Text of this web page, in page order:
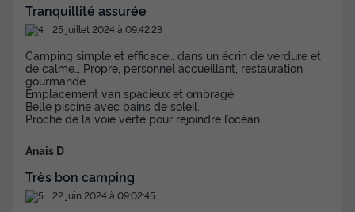
Tranquillité assurée
25 juillet 2024 à 09:42:23
Camping simple et efficace… dans un écrin de verdure et
de calme… Propre, personnel accueillant, restauration
gourmande.
Emplacement van spacieux et ombragé.
Belle piscine avec bains de soleil.
Proche de la voie verte pour rejoindre l’océan.
Anais D
Très bon camping
22 juin 2024 à 09:02:45